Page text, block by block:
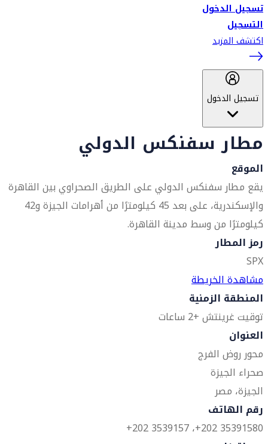
تسجيل الدخول
التسجيل
اكتشف المزيد
تسجيل الدخول
مطار سفنكس الدولي
الموقع
يقع مطار سفنكس الدولي على الطريق الصحراوي بين القاهرة
والإسكندرية، على بعد 45 كيلومترًا من أهرامات الجيزة و42
كيلومترًا من وسط مدينة القاهرة.
رمز المطار
SPX
مشاهدة الخريطة
المنطقة الزمنية
توقيت غرينتش +2 ساعات
العنوان
محور روض الفرج
صحراء الجيزة
الجيزة، مصر
رقم الهاتف
35391580 202+، 3539157 202+